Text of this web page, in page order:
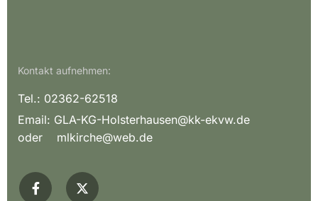
Kontakt aufnehmen:
Tel.: 02362-62518
Email: GLA-KG-Holsterhausen@kk-ekvw.de
oder mlkirche@web.de